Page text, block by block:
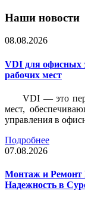
Наши новости
08.08.2026
VDI для офисных
рабочих мест
VDI — это
мест,
управления в
Подробнее
07.08.2026
Монтаж и Ремонт
Надежность в